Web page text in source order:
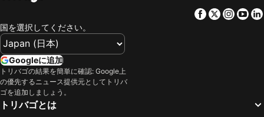
バニュルス シュル メール, hotels with pools
ポート バルカレ, hotels with pools
エル ポルト デ ラ セルバ, hotels with pools
ルブールー, hotels with pools
グアルタ, hotels with pools
Vilademuls, hotels with pools
Cantallops, hotels with pools
Banyuls-dels-Aspres, hotels with pools
Facebook
Twitter
国を選択してください。
Googleに追加
トリバゴの結果を簡単に確認: Google上
の優先するニュース提供元としてトリバ
ゴを追加しましょう。
トリバゴとは